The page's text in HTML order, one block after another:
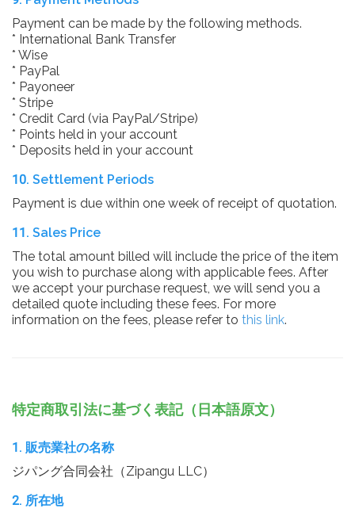
Payment can be made by the following methods.
* International Bank Transfer
* Wise
* PayPal
* Payoneer
* Stripe
* Credit Card (via PayPal/Stripe)
* Points held in your account
* Deposits held in your account
10. Settlement Periods
Payment is due within one week of receipt of quotation.
11. Sales Price
The total amount billed will include the price of the item
you wish to purchase along with applicable fees. After
we accept your purchase request, we will send you a
detailed quote including these fees. For more
information on the fees, please refer to this link.
特定商取引法に基づく表記（日本語原文）
1. 販売業社の名称
ジパング合同会社（Zipangu LLC）
2. 所在地